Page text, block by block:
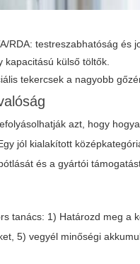
RDA: testreszabhatóság és
külső töltők.
tekercsek a nagyobb
azt, hogy
jól kialakított
és a gyártói
tanács: 1) Határozd meg a
5) vegyél minőségi